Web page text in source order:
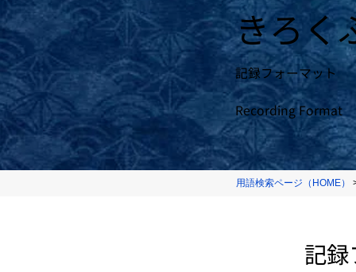
きろく
記録フォーマット
Recording Format
用語検索ページ（HOME）
記